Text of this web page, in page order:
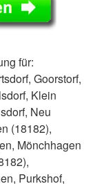
für:
Goorstorf,
Klein
Neu
(18182),
Mönchhagen
Purkshof,